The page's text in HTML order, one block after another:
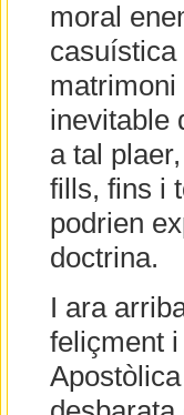
moral
matrimoni
inevitable
a tal
fills, fins i
podrien
doctrina.
I ara
feliçment